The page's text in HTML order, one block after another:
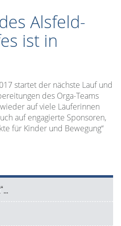
Alsfeld-
ist in
startet der nächste Lauf und
des Orga-Teams
auf viele Läuferinnen
auf engagierte Sponsoren,
für Kinder und Bewegung“